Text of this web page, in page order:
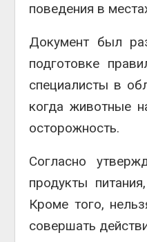
поведения в
Документ был
подготовке
специалисты в
когда животные
осторожность.
Согласно
продукты
Кроме того,
совершать